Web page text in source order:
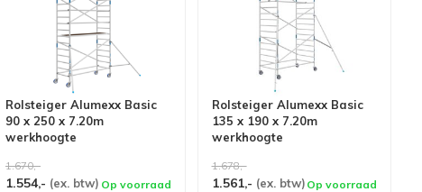
Rolsteiger Alumexx Basic
90 x 250 x 7.20m
werkhoogte
1.670,-
1.554,- (ex. btw) Op voorraad
Rolsteiger Alumexx Basic
135 x 190 x 7.20m
werkhoogte
1.678,-
1.561,- (ex. btw) Op voorraad